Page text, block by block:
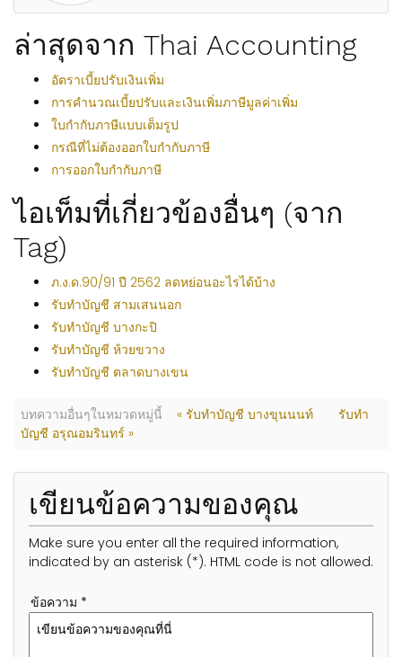
ล่าสุดจาก Thai Accounting
อัตราเบี้ยปรับเงินเพิ่ม
การคำนวณเบี้ยปรับและเงินเพิ่มภาษีมูลค่าเพิ่ม
ใบกำกับภาษีแบบเต็มรูป
กรณีที่ไม่ต้องออกใบกำกับภาษี
การออกใบกำกับภาษี
ไอเท็มที่เกี่ยวข้องอื่นๆ (จาก
Tag)
ภ.ง.ด.90/91 ปี 2562 ลดหย่อนอะไรได้บ้าง
รับทำบัญชี สามเสนนอก
รับทำบัญชี บางกะปิ
รับทำบัญชี ห้วยขวาง
รับทำบัญชี ตลาดบางเขน
บทความอื่นๆในหมวดหมู่นี้ « รับทำบัญชี บางขุนนนท์
รับทำ
บัญชี อรุณอมรินทร์ »
เขียนข้อความของคุณ
Make sure you enter all the required information,
indicated by an asterisk (*). HTML code is not allowed.
ข้อความ *